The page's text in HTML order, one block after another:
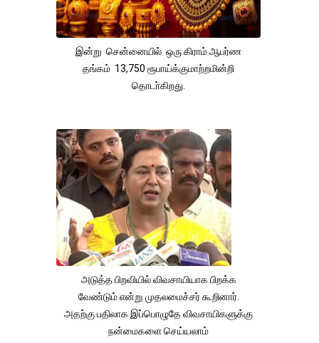
இன்று சென்னையில் ஒரு கிராம் ஆபர்ண
தங்கம் 13,750 ரூபாய்க்குமாற்றமின்றி
தொடா்கிறது.
அடுத்த பிறவியில் விவசாயியாக பிறக்க
வேண்டும் என்று முதலமைச்சர் கூறினார்.
அதற்கு பதிலாக இப்பொழுதே விவசாயிகளுக்கு
நன்மைகளை செய்யலாம்